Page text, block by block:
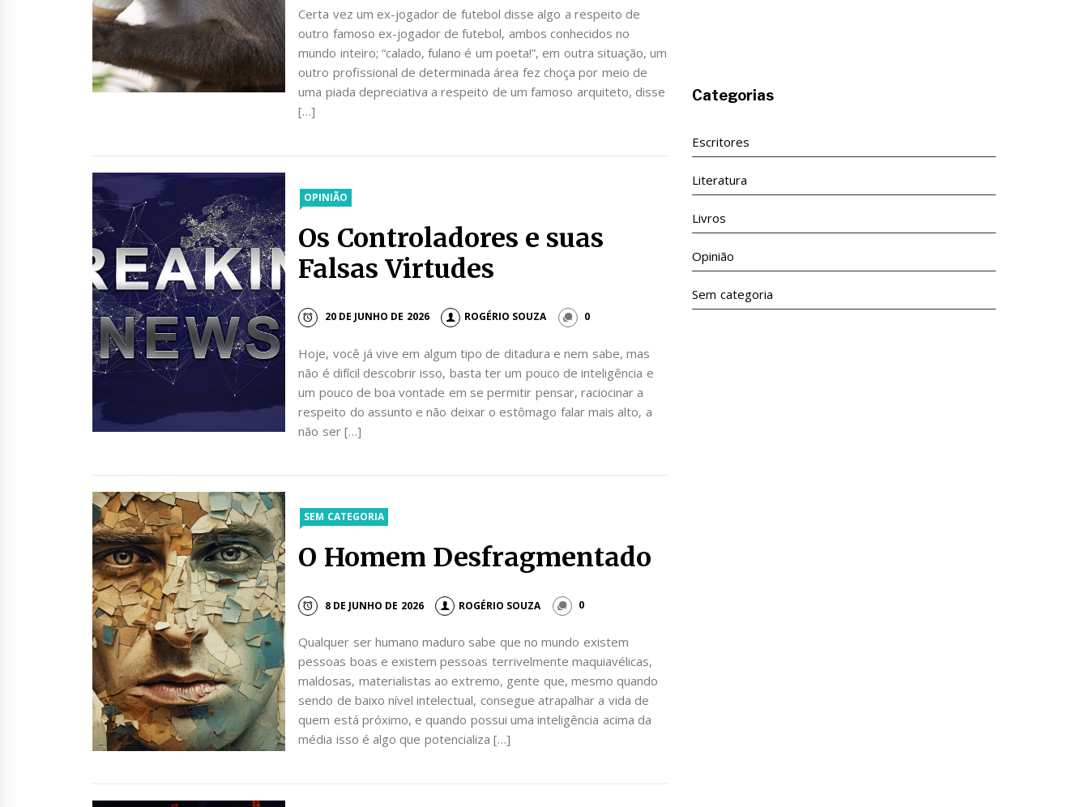
Certa vez um ex-jogador de futebol disse algo a respeito de
outro famoso ex-jogador de futebol, ambos conhecidos no
mundo inteiro; “calado, fulano é um poeta!”, em outra situação, um
outro profissional de determinada área fez choça por meio de
uma piada depreciativa a respeito de um famoso arquiteto, disse
[…]
OPINIÃO
Os Controladores e suas
Falsas Virtudes
20 DE JUNHO DE 2026 ROGÉRIO SOUZA 0
Hoje, você já vive em algum tipo de ditadura e nem sabe, mas
não é difícil descobrir isso, basta ter um pouco de inteligência e
um pouco de boa vontade em se permitir pensar, raciocinar a
respeito do assunto e não deixar o estômago falar mais alto, a
não ser […]
SEM CATEGORIA
O Homem Desfragmentado
8 DE JUNHO DE 2026 ROGÉRIO SOUZA 0
Qualquer ser humano maduro sabe que no mundo existem
pessoas boas e existem pessoas terrivelmente maquiavélicas,
maldosas, materialistas ao extremo, gente que, mesmo quando
sendo de baixo nível intelectual, consegue atrapalhar a vida de
quem está próximo, e quando possui uma inteligência acima da
média isso é algo que potencializa […]
Categorias
Escritores
Literatura
Livros
Opinião
Sem categoria